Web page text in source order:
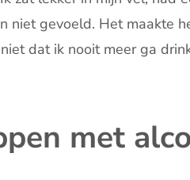
niet gevoeld. Het maakte
dat ik nooit meer ga
met